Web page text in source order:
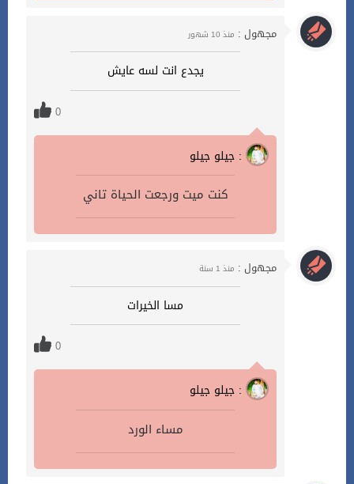
مجهول : منذ 10 شهور
يجدع انت لسه عايش
0
جيلو جيلو :
كنت ميت ورجعت الحياة تاني
مجهول : منذ 1 سنة
مسا الخيرات
0
جيلو جيلو :
مساء الورد